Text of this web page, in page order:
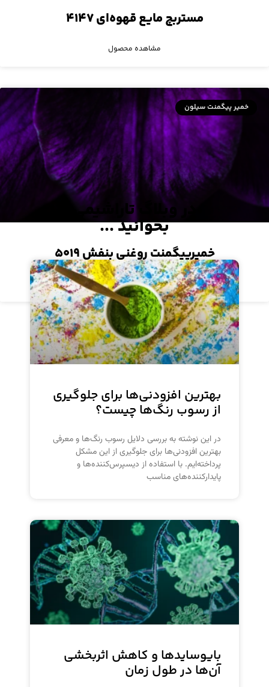
مستربچ مایع قهوه‌ای ۴۱۴۷
مشاهده محصول
خمیر پیگمنت سیلون
خمیرپیگمنت روغنی بنفش ۵۰۱۹
مشاهده محصول
در وبلاگ تاراشیمی
بخوانید ...
بهترین افزودنی‌ها برای جلوگیری
از رسوب رنگ‌ها چیست؟
در این نوشته به بررسی دلایل رسوب رنگ‌ها و معرفی
بهترین افزودنی‌ها برای جلوگیری از این مشکل
پرداخته‌ایم. با استفاده از دیسپرس‌کننده‌ها و
پایدارکننده‌های مناسب
بایوسایدها و کاهش اثربخشی
آن‌ها در طول زمان